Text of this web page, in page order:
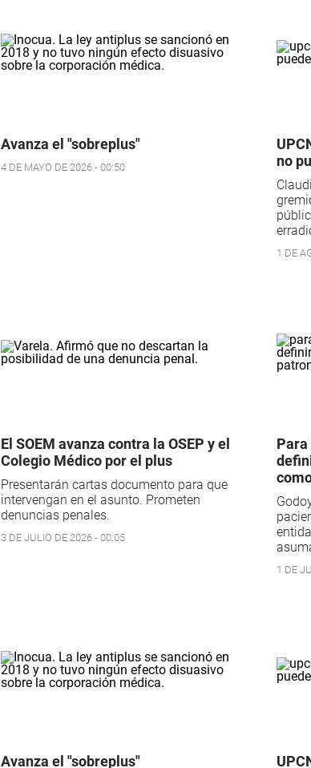
Avanza el "sobreplus"
4 DE MAYO DE 2026 - 00:50
no
1 DE
El SOEM avanza contra la OSEP y el
Colegio Médico por el plus
Presentarán cartas documento para que
intervengan en el asunto. Prometen
denuncias penales.
3 DE JULIO DE 2026 - 00:05
Para
1 DE
Avanza el "sobreplus"